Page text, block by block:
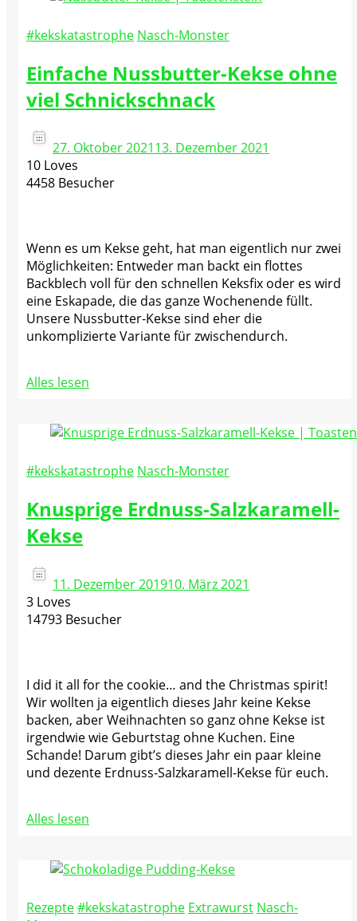
#kekskatastrophe Nasch-Monster
Einfache Nussbutter-Kekse ohne
viel Schnickschnack
27. Oktober 202113. Dezember 2021
10 Loves
4458 Besucher
Wenn es um Kekse geht, hat man eigentlich nur zwei
Möglichkeiten: Entweder man backt ein flottes
Backblech voll für den schnellen Keksfix oder es wird
eine Eskapade, die das ganze Wochenende füllt.
Unsere Nussbutter-Kekse sind eher die
unkomplizierte Variante für zwischendurch.
Alles lesen
#kekskatastrophe Nasch-Monster
Knusprige Erdnuss-Salzkaramell-
Kekse
11. Dezember 201910. März 2021
3 Loves
14793 Besucher
I did it all for the cookie… and the Christmas spirit!
Wir wollten ja eigentlich dieses Jahr keine Kekse
backen, aber Weihnachten so ganz ohne Kekse ist
irgendwie wie Geburtstag ohne Kuchen. Eine
Schande! Darum gibt’s dieses Jahr ein paar kleine
und dezente Erdnuss-Salzkaramell-Kekse für euch.
Alles lesen
Rezepte#kekskatastrophe Extrawurst Nasch-